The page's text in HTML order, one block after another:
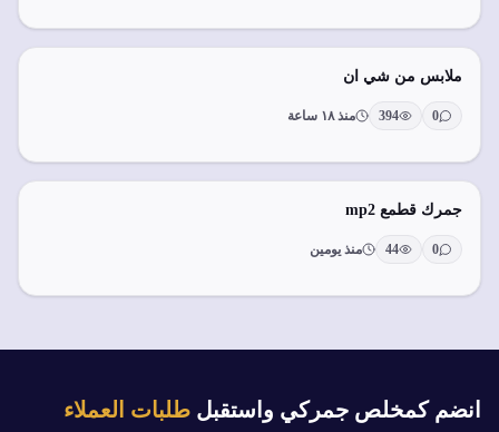
ملابس من شي ان
0
394 منذ ١٨ ساعة
جمرك قطمع mp2
0
44 منذ يومين
انضم كمخلص جمركي واستقبل طلبات العملاء